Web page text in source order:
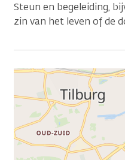
Steun en begeleiding,
zin van het leven of de